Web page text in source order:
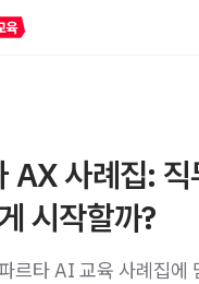
AX 사례집:
시작할까?
르타 AI 교육 사례집에